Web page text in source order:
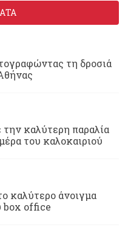
τη δροσιά
καλύτερη παραλία
του καλοκαιριού
καλύτερο άνοιγμα
box office